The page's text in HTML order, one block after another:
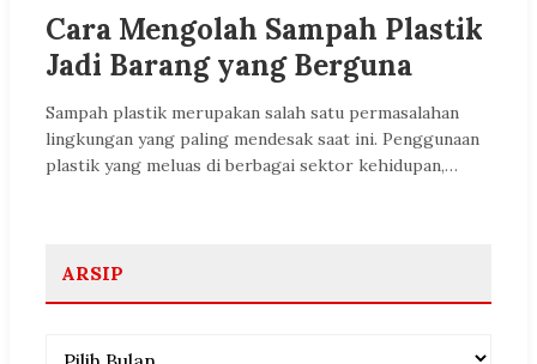
Cara Mengolah Sampah Plastik
Jadi Barang yang Berguna
Sampah plastik merupakan salah satu permasalahan
lingkungan yang paling mendesak saat ini. Penggunaan
plastik yang meluas di berbagai sektor kehidupan,…
ARSIP
Arsip